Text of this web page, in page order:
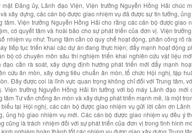
mặt Đảng ủy, Lãnh đạo Viện, Viện trưởng Nguyễn Hồng Hải chúc
xây dựng, các cán bộ được giao nhiệm vụ đã được sự tin tưởng,
tâm. Viện trưởng Nguyễn Hồng Hải cho rằng các cán bộ được giao
có quyết tâm và hoài bão cho sự phát triển của đơn vị. Viện
nhiệm vụ như: Trung tâm cần có quy chế hoạt động, phân công rõ
tiếp tục triển khai các dự án đang thực hiện; đẩy mạnh hoạt động
bộ có chuyên môn sâu thí nghiệm triển khai nghiên cứu vật liệu
đạo cần rà soát, xây dựng định hướng phát triển mới đẩy mạnh
cứu ăn mòn, xây dựng tiêu chuẩn ăn mòn, tổ chức Hội nghị, tập
Đây được coi là lĩnh vực quan trọng không chỉ đối với Trung tâm,
Viện trưởng Nguyễn Hồng Hải tin tưởng với bộ máy Lãnh đạo mới
tâm Tư vấn chống ăn mòn và xây dựng phát triển mạnh mẽ, là một
biểu tại Hội nghị, các cán bộ được giao nhiệm vụ gửi lời cảm ơn
ủng hộ giao nhiệm vụ mới. Các cán bộ được giao nhiệm vụ đều ý
cũng là trách nhiệm đối với sự phát triển của đơn vị trong tình hình
kinh nghiệm hoàn thành tốt các nhiệm vụ được giao xây dựng Trung